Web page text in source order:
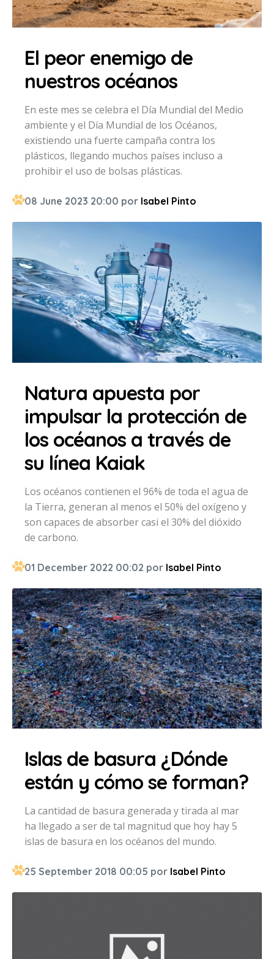
El peor enemigo de
nuestros océanos
En este mes se celebra el Día Mundial del Medio
ambiente y el Día Mundial de los Océanos,
existiendo una fuerte campaña contra los
plásticos, llegando muchos países incluso a
prohibir el uso de bolsas plásticas.
08 June 2023 20:00 por Isabel Pinto
Natura apuesta por
impulsar la protección de
los océanos a través de
su línea Kaiak
Los océanos contienen el 96% de toda el agua de
la Tierra, generan al menos el 50% del oxígeno y
son capaces de absorber casi el 30% del dióxido
de carbono.
01 December 2022 00:02 por Isabel Pinto
Islas de basura ¿Dónde
están y cómo se forman?
La cantidad de basura generada y tirada al mar
ha llegado a ser de tal magnitud que hoy hay 5
islas de basura en los océanos del mundo.
25 September 2018 00:05 por Isabel Pinto